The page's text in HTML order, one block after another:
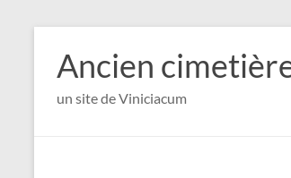
Ancien
un site de Viniciacum